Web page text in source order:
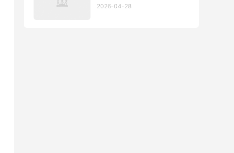
2026-04-28